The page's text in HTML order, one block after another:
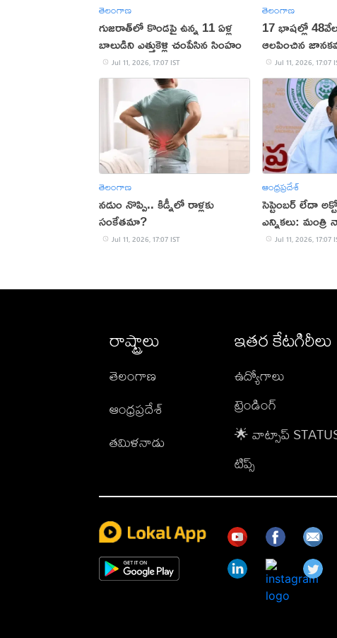
తెలంగాణ
గుజరాత్‌లో కొండపై ఉన్న 11 ఏళ్ల
బాలుడిని ఎత్తుకెళ్లి చంపేసిన సింహం
Jul 11, 2026, 17:07 IST
తెలంగాణ
17 భాషల్లో
ఆలపించిన
Jul 11, 2026, 17:07
తెలంగాణ
నడుం నొప్పి.. కిడ్నీలో రాళ్లకు
సంకేతమా?
Jul 11, 2026, 17:07 IST
ఆంధ్రప్రదేశ్
సెప్టెంబర్ లేదా
ఎన్నికలు:
Jul 11, 2026, 17:07
రాష్ట్రాలు
తెలంగాణ
ఆంధ్రప్రదేశ్
తమిళనాడు
ఇతర కేటగిరీలు
ఉద్యోగాలు
ట్రెండింగ్
🌟 వాట్సాప్
టిప్స్